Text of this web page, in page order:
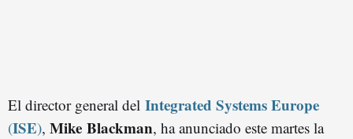
El director general del Integrated Systems Europe
(ISE), Mike Blackman, ha anunciado este martes la